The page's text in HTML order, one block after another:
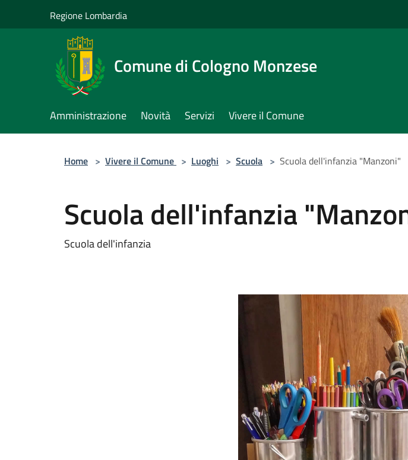
Regione Lombardia
Comune di Cologno Monzese
Amministrazione Novità Servizi Vivere il Comune
Home > Vivere il Comune > Luoghi > Scuola > Scuola dell'infanzia "Manzoni"
Scuola dell'infanzia
Scuola dell'infanzia